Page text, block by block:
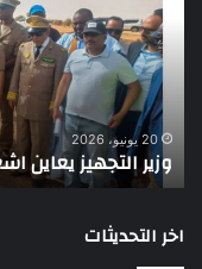
اشغال
بناء
طريق
باركيول-
الصواطه
20 يونيو، 2026
وزير التجهيز يعاين
اخر التحديثات